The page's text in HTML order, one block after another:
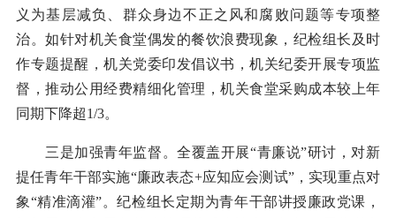
义为基层减负、群众身边不正之风和腐败问题等专项整
治。如针对机关食堂偶发的餐饮浪费现象，纪检组长及时
作专题提醒，机关党委印发倡议书，机关纪委开展专项监
督，推动公用经费精细化管理，机关食堂采购成本较上年
同期下降超1/3。
三是加强青年监督。全覆盖开展“青廉说”研讨，对新
提任青年干部实施“廉政表态+应知应会测试”，实现重点对
象“精准滴灌”。纪检组长定期为青年干部讲授廉政党课，